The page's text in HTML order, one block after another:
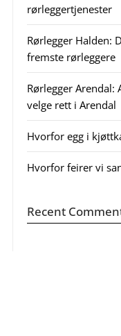
rørleggertjenester
Rørlegger Halden:
fremste rørleggere
Rørlegger Arendal:
velge rett i Arendal
Hvorfor egg i
Hvorfor feirer vi
Recent